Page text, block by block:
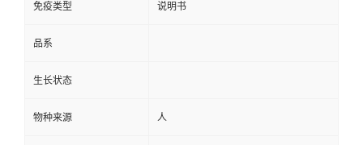
免疫类型 说明书
品系
生长状态
物种来源 人